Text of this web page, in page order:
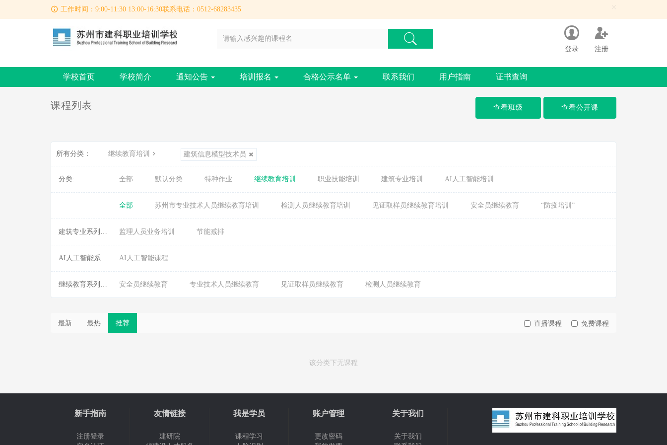
工作时间：9:00-11:30 13:00-16:30联系电话：0512-68283435
登录 注册
学校首页 学校简介 通知公告 培训报名 合格公示名单 联系我们 用户指南 证书查询
课程列表 查看班级 查看公开课
所有分类： 继续教育培训 建筑信息模型技术员
分类: 全部 默认分类 特种作业 继续教育培训 职业技能培训 建筑专业培训 AI人工智能培训
全部 苏州市专业技术人员继续教育培训 检测人员继续教育培训 见证取样员继续教育培训 安全员继续教育 “防疫培训”
监理人员业务培训 节能减排
AI人工智能课程
安全员继续教育 专业技术人员继续教育 见证取样员继续教育 检测人员继续教育
最新 最热 推荐 直播课程 免费课程
该分类下无课程
新手指南
注册登录
友情链接
建研院
我是学员
课程学习
账户管理
更改密码
关于我们
关于我们